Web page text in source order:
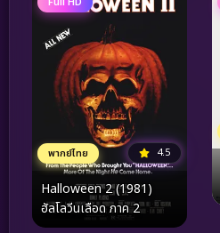
พากย์ไทย 4.5
Halloween 2 (1981)
ฮัลโลวีนเลือด ภาค 2